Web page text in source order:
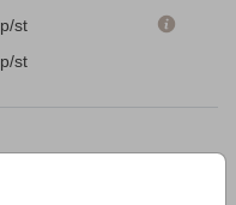
p/st
p/st